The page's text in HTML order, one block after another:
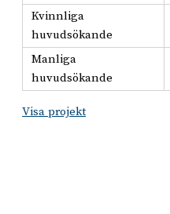
Kvinnliga
huvudsökande
Manliga
huvudsökande
Visa projekt